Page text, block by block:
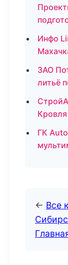
Инфо
ЗАО
литьё
ГК
← Все